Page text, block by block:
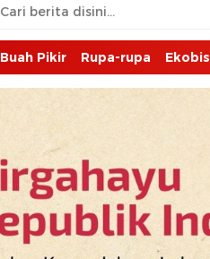
Buah Pikir Rupa-rupa Ekobis